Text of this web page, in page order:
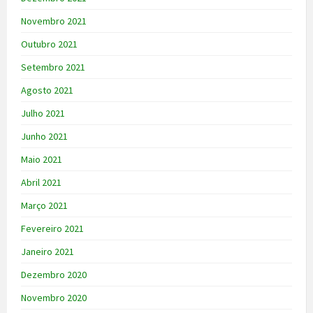
Novembro 2021
Outubro 2021
Setembro 2021
Agosto 2021
Julho 2021
Junho 2021
Maio 2021
Abril 2021
Março 2021
Fevereiro 2021
Janeiro 2021
Dezembro 2020
Novembro 2020